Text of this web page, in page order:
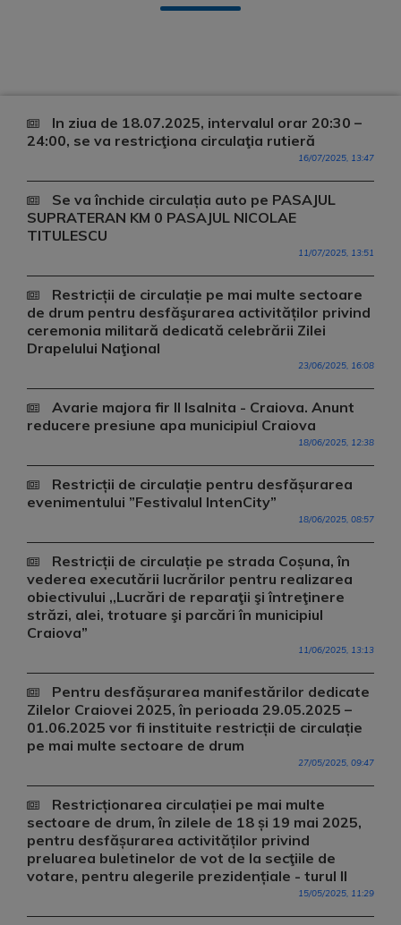
In ziua de 18.07.2025, intervalul orar 20:30 –
24:00, se va restricţiona circulaţia rutieră
16/07/2025, 13:47
Se va închide circulația auto pe PASAJUL
SUPRATERAN KM 0 PASAJUL NICOLAE
TITULESCU
11/07/2025, 13:51
Restricții de circulație pe mai multe sectoare
de drum pentru desfăşurarea activităților privind
ceremonia militară dedicată celebrării Zilei
Drapelului Naţional
23/06/2025, 16:08
Avarie majora fir II Isalnita - Craiova. Anunt
reducere presiune apa municipiul Craiova
18/06/2025, 12:38
Restricții de circulație pentru desfășurarea
evenimentului ”Festivalul IntenCity”
18/06/2025, 08:57
Restricții de circulație pe strada Coșuna, în
vederea executării lucrărilor pentru realizarea
obiectivului ,,Lucrări de reparaţii şi întreţinere
străzi, alei, trotuare şi parcări în municipiul
Craiova”
11/06/2025, 13:13
Pentru desfășurarea manifestărilor dedicate
Zilelor Craiovei 2025, în perioada 29.05.2025 –
01.06.2025 vor fi instituite restricții de circulație
pe mai multe sectoare de drum
27/05/2025, 09:47
Restricționarea circulației pe mai multe
sectoare de drum, în zilele de 18 și 19 mai 2025,
pentru desfășurarea activităților privind
preluarea buletinelor de vot de la secţiile de
votare, pentru alegerile prezidențiale - turul II
15/05/2025, 11:29